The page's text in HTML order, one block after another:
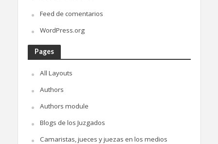
Feed de comentarios
WordPress.org
Pages
All Layouts
Authors
Authors module
Blogs de los Juzgados
Camaristas, jueces y juezas en los medios